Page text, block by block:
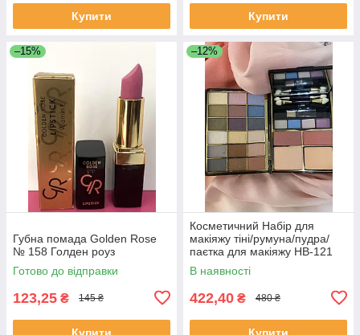
Купити Купити
–15%
Губна помада Golden Rose
№ 158 Голден роуз
Готово до відправки
123,25 ₴ 145 ₴
–12%
Косметичний Набір для
макіяжу тіні/румуна/пудра/
паєтка для макіяжу НВ-121
В наявності
422,40 ₴ 480 ₴